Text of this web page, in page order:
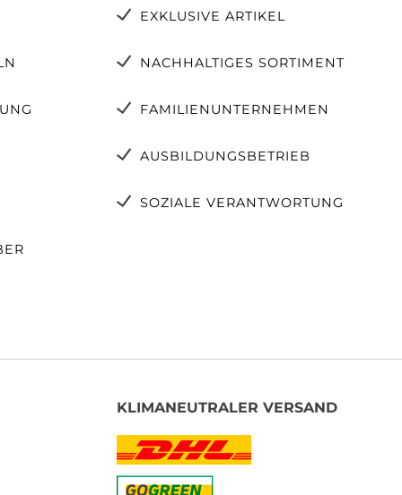
EXKLUSIVE ARTIKEL
NACHHALTIGES SORTIMENT
FAMILIENUNTERNEHMEN
AUSBILDUNGSBETRIEB
SOZIALE VERANTWORTUNG
KLIMANEUTRALER VERSAND